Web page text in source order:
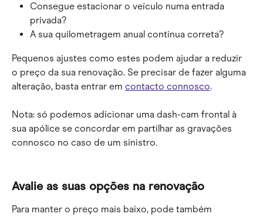
Consegue estacionar o veículo numa entrada
privada?
A sua quilometragem anual continua correta?
Pequenos ajustes como estes podem ajudar a reduzir
o preço da sua renovação. Se precisar de fazer alguma
alteração, basta entrar em contacto connosco.
Nota: só podemos adicionar uma dash-cam frontal à
sua apólice se concordar em partilhar as gravações
connosco no caso de um sinistro.
Avalie as suas opções na renovação
Para manter o preço mais baixo, pode também